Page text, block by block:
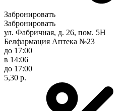
Забронировать
Забронировать
ул. Фабричная, д. 26, пом. 5Н
Белфармация Аптека №23
до 17:00
в 14:06
до 17:00
5,30 р.